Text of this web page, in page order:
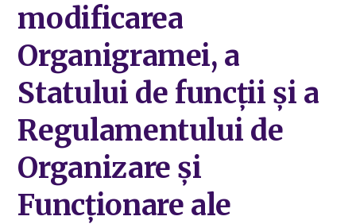
modificarea
Organigramei, a
Statului de funcții și a
Regulamentului de
Organizare și
Funcționare ale